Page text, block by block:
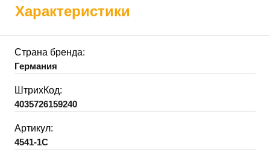
Характеристики
Страна бренда:
Германия
ШтрихКод:
4035726159240
Артикул:
4541-1C